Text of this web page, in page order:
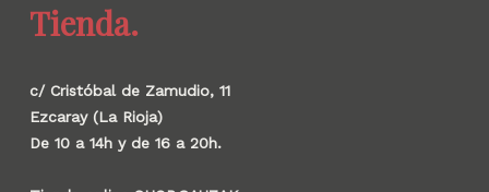
Tienda.
c/ Cristóbal de Zamudio, 11
Ezcaray (La Rioja)
De 10 a 14h y de 16 a 20h.